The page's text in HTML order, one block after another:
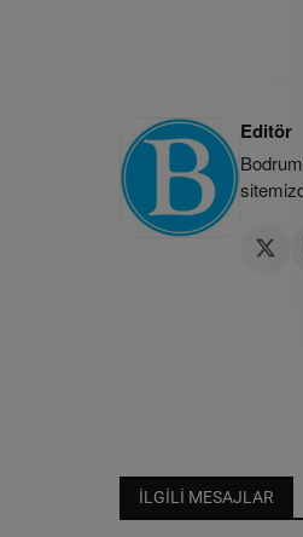
Editör
İLGILI MESAJLAR